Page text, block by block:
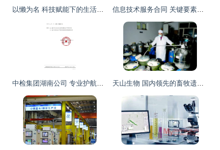
以懒为名 科技赋能下的生活美学——新锐品牌Uoni由利让慵懒成为新时尚 信息技术服务合同 关键要素、模板获取与应用指南
中检集团湖南公司 专业护航绿色发展，一站式低碳节能环保技术服务 天山生物 国内领先的畜牧遗传物质产品及技术服务提供商